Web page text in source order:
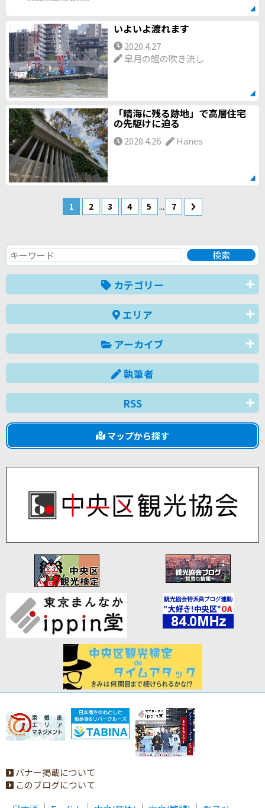
いよいよ渡れます
2020.4.27
皐月の鯉の吹き流し
「晴海に残る跡地」で高層住宅
の先駆けに迫る
2020.4.26 Hanes
1 2 3 4 5 ... 7
カテゴリー
エリア
アーカイブ
執筆者
RSS
マップから探す
バナー掲載について
このブログについて